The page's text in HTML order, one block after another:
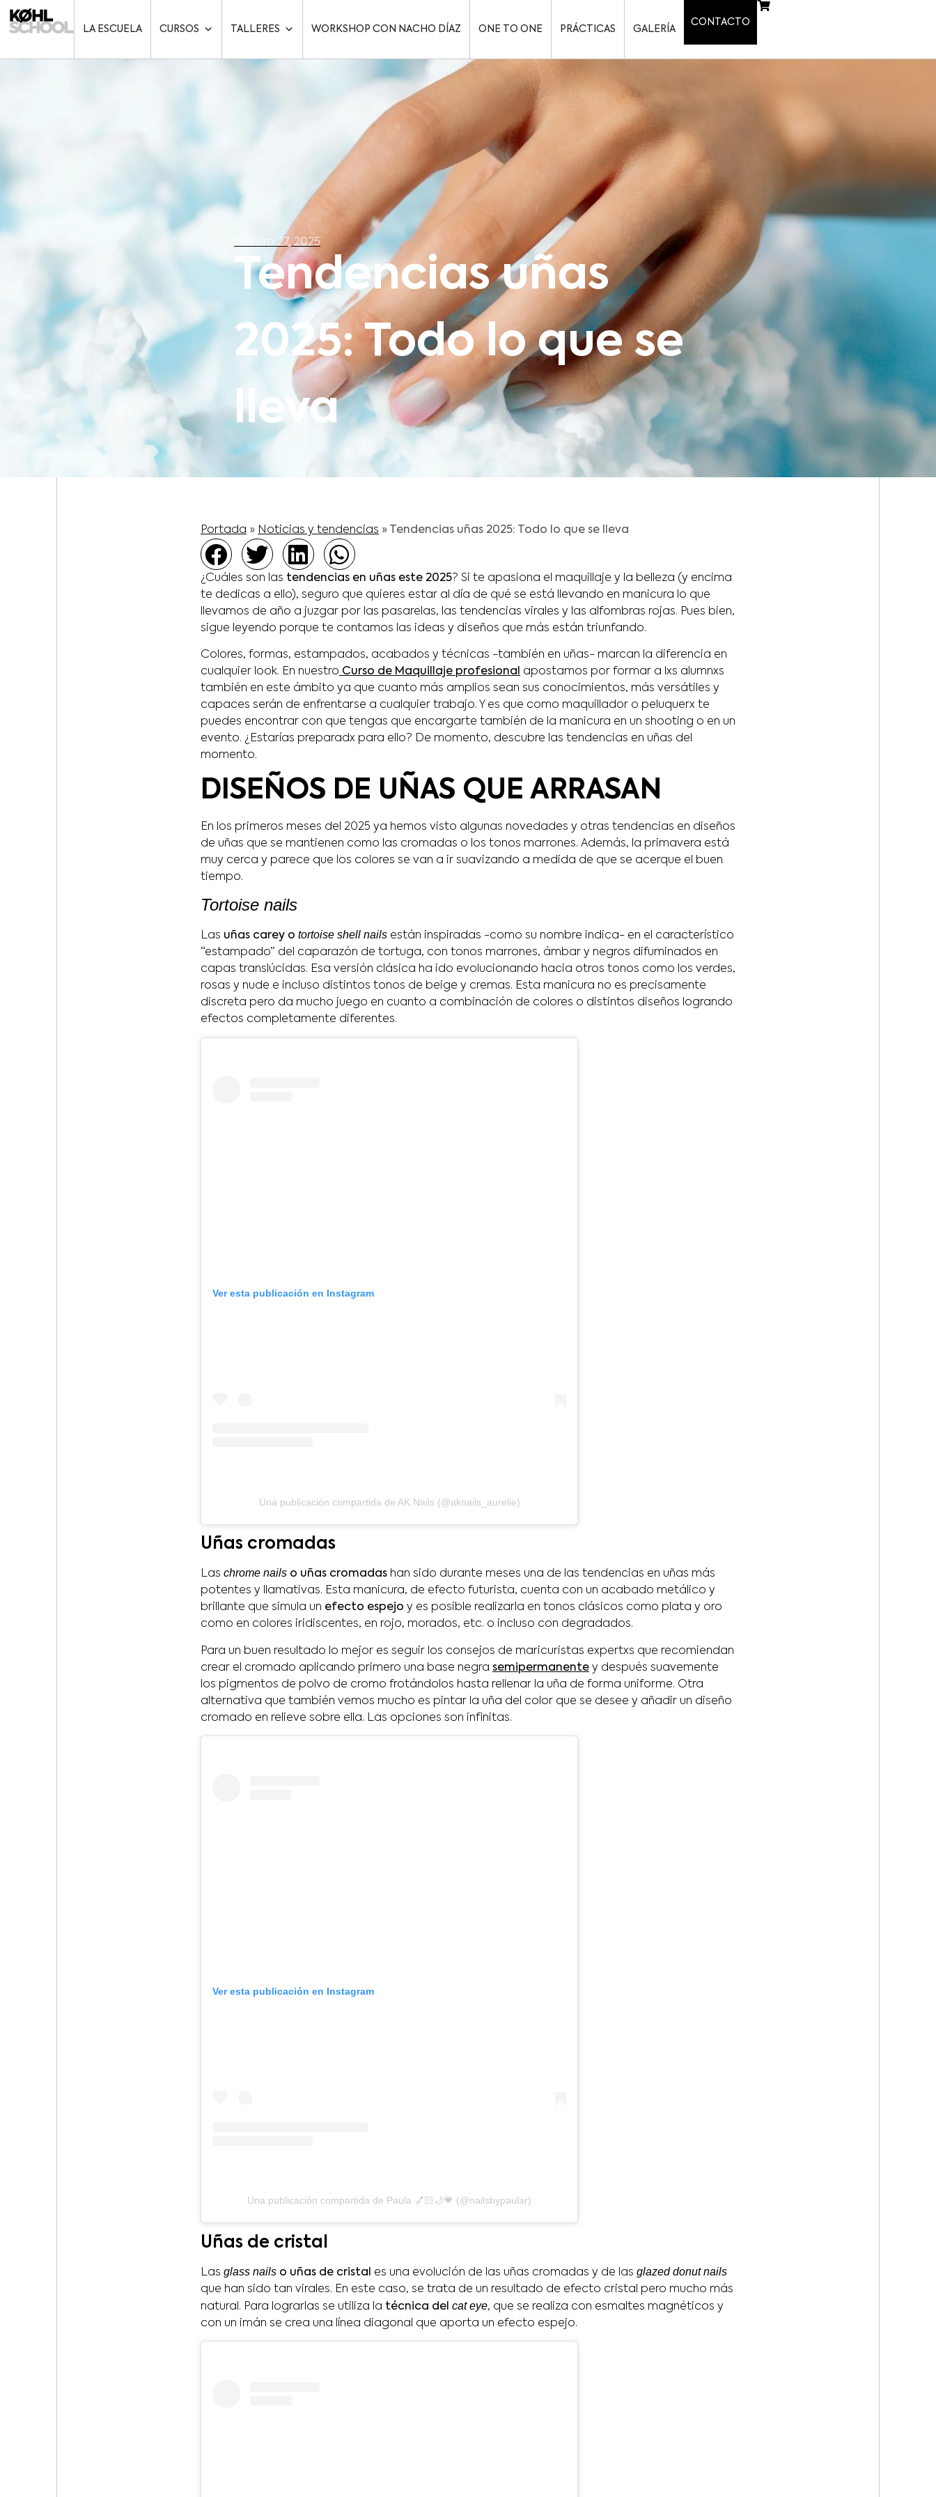
LA ESCUELA CURSOS TALLERES WORKSHOP CON NACHO DÍAZ ONE TO ONE PRÁCTICAS GALERÍA
CONTACTO
febrero 27, 2025
Tendencias uñas
2025: Todo lo que se
lleva
Portada » Noticias y tendencias » Tendencias uñas 2025: Todo lo que se lleva
¿Cuáles son las tendencias en uñas este 2025? Si te apasiona el maquillaje y la belleza (y encima
te dedicas a ello), seguro que quieres estar al día de qué se está llevando en manicura lo que
llevamos de año a juzgar por las pasarelas, las tendencias virales y las alfombras rojas. Pues bien,
sigue leyendo porque te contamos las ideas y diseños que más están triunfando.
Colores, formas, estampados, acabados y técnicas -también en uñas- marcan la diferencia en
cualquier look. En nuestro Curso de Maquillaje profesional apostamos por formar a lxs alumnxs
también en este ámbito ya que cuanto más amplios sean sus conocimientos, más versátiles y
capaces serán de enfrentarse a cualquier trabajo. Y es que como maquillador o peluquerx te
puedes encontrar con que tengas que encargarte también de la manicura en un shooting o en un
evento. ¿Estarías preparadx para ello? De momento, descubre las tendencias en uñas del
momento.
DISEÑOS DE UÑAS QUE ARRASAN
En los primeros meses del 2025 ya hemos visto algunas novedades y otras tendencias en diseños
de uñas que se mantienen como las cromadas o los tonos marrones. Además, la primavera está
muy cerca y parece que los colores se van a ir suavizando a medida de que se acerque el buen
tiempo.
Tortoise nails
Las uñas carey o tortoise shell nails están inspiradas -como su nombre indica- en el característico
“estampado” del caparazón de tortuga, con tonos marrones, ámbar y negros difuminados en
capas translúcidas. Esa versión clásica ha ido evolucionando hacia otros tonos como los verdes,
rosas y nude e incluso distintos tonos de beige y cremas. Esta manicura no es precisamente
discreta pero da mucho juego en cuanto a combinación de colores o distintos diseños logrando
efectos completamente diferentes.
Ver esta publicación en Instagram
Una publicación compartida de AK.Nails (@aknails_aurelie)
Uñas cromadas
Las chrome nails o uñas cromadas han sido durante meses una de las tendencias en uñas más
potentes y llamativas. Esta manicura, de efecto futurista, cuenta con un acabado metálico y
brillante que simula un efecto espejo y es posible realizarla en tonos clásicos como plata y oro
como en colores iridiscentes, en rojo, morados, etc. o incluso con degradados.
Para un buen resultado lo mejor es seguir los consejos de maricuristas expertxs que recomiendan
crear el cromado aplicando primero una base negra semipermanente y después suavemente
los pigmentos de polvo de cromo frotándolos hasta rellenar la uña de forma uniforme. Otra
alternativa que también vemos mucho es pintar la uña del color que se desee y añadir un diseño
cromado en relieve sobre ella. Las opciones son infinitas.
Ver esta publicación en Instagram
Una publicación compartida de Paula 💅🏻🌙💗 (@nailsbypaular)
Uñas de cristal
Las glass nails o uñas de cristal es una evolución de las uñas cromadas y de las glazed donut nails
que han sido tan virales. En este caso, se trata de un resultado de efecto cristal pero mucho más
natural. Para lograrlas se utiliza la técnica del cat eye, que se realiza con esmaltes magnéticos y
con un imán se crea una línea diagonal que aporta un efecto espejo.